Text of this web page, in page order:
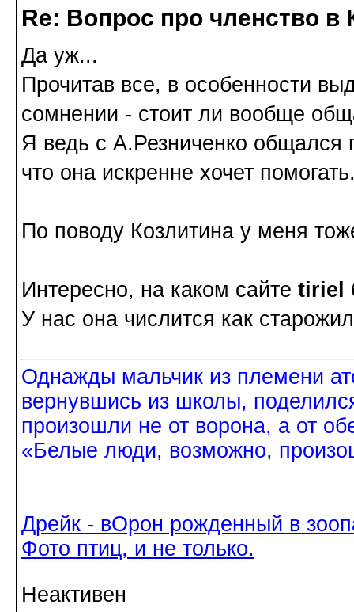
Re: Вопрос про членство в
Да уж...
Прочитав все, в особенности
сомнении - стоит ли вообще
Я ведь с А.Резниченко общался
что она искренне хочет
По поводу Козлитина у меня
Интересно, на каком сайте tiriel
У нас она числится как
Однажды мальчик из племени
вернувшись из школы,
произошли не от ворона, а от
«Белые люди, возможно,
Дрейк - вОрон рожденный в
Фото птиц, и не только.
Неактивен